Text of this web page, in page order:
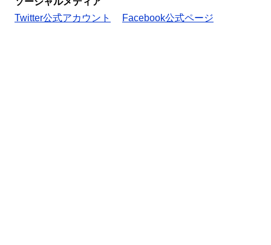
Twitter公式アカウント
Facebook公式ページ